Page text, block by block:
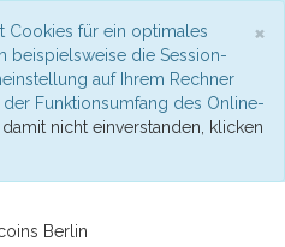
×
Cookies für ein optimales
beispielsweise die Session-
auf Ihrem Rechner
Funktionsumfang des Online-
damit nicht einverstanden, klicken